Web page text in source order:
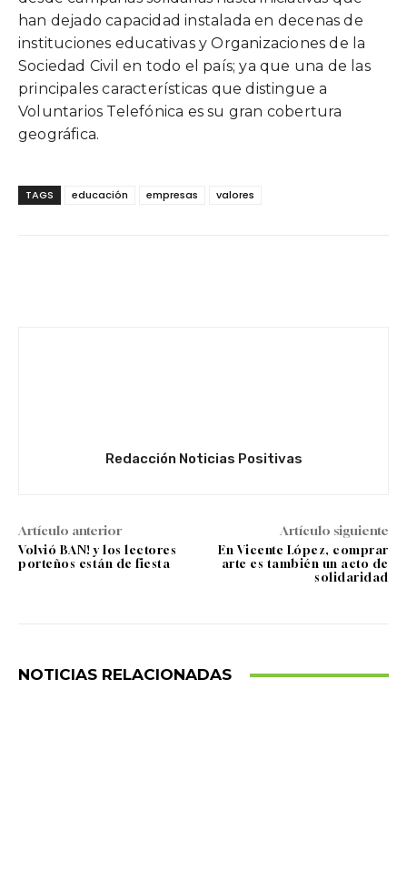
han dejado capacidad instalada en decenas de
instituciones educativas y Organizaciones de la
Sociedad Civil en todo el país; ya que una de las
principales características que distingue a
Voluntarios Telefónica es su gran cobertura
geográfica.
TAGS educación empresas valores
Redacción Noticias Positivas
Artículo anterior
Volvió BAN! y los lectores
porteños están de fiesta
Artículo siguiente
En Vicente López, comprar
arte es también un acto de
solidaridad
NOTICIAS RELACIONADAS